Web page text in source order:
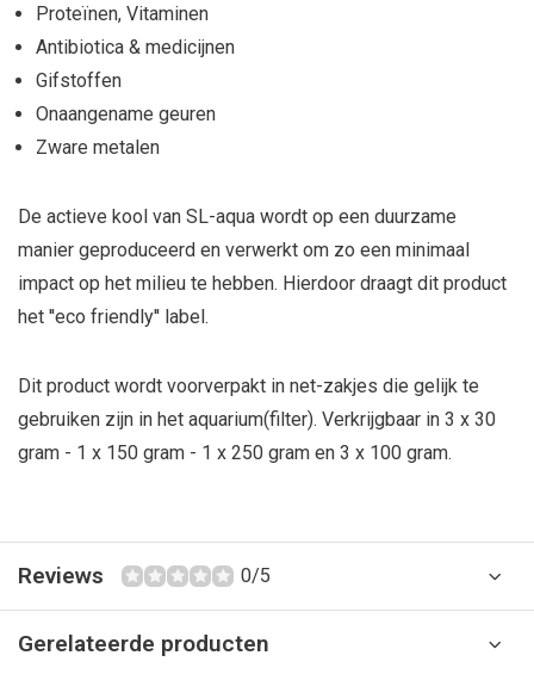
Proteïnen, Vitaminen
Antibiotica & medicijnen
Gifstoffen
Onaangename geuren
Zware metalen
De actieve kool van SL-aqua wordt op een duurzame
manier geproduceerd en verwerkt om zo een minimaal
impact op het milieu te hebben. Hierdoor draagt dit product
het ''eco friendly'' label.
Dit product wordt voorverpakt in net-zakjes die gelijk te
gebruiken zijn in het aquarium(filter). Verkrijgbaar in 3 x 30
gram - 1 x 150 gram - 1 x 250 gram en 3 x 100 gram.
Reviews 0/5
Gerelateerde producten